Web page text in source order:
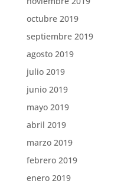
octubre 2019
septiembre 2019
agosto 2019
julio 2019
junio 2019
mayo 2019
abril 2019
marzo 2019
febrero 2019
enero 2019